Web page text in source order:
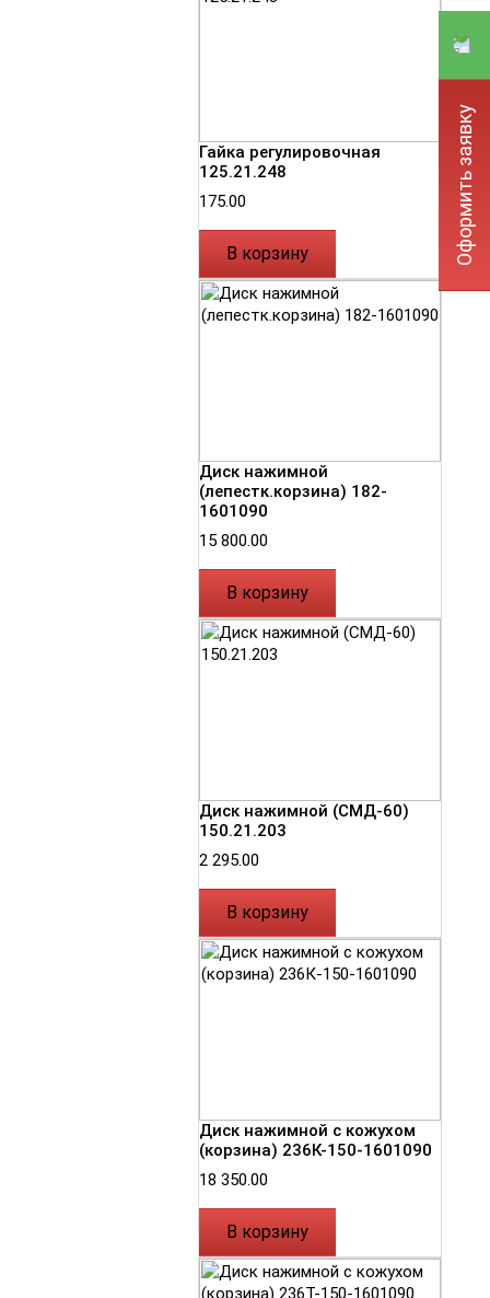
Гайка регулировочная
125.21.248
175.00
В корзину
Диск нажимной
(лепестк.корзина) 182-
1601090
15 800.00
В корзину
Диск нажимной (СМД-60)
150.21.203
2 295.00
В корзину
Диск нажимной с кожухом
(корзина) 236К-150-1601090
18 350.00
В корзину
Оформить заявку